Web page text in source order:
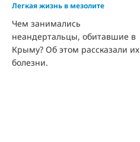
Легкая жизнь в мезолите
Чем занимались
неандертальцы, обитавшие в
Крыму? Об этом рассказали их
болезни.